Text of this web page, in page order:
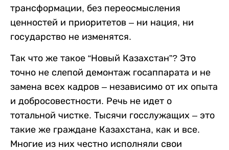
трансформации, без переосмысления
ценностей и приоритетов – ни нация, ни
государство не изменятся.
Так что же такое “Новый Казахстан”? Это
точно не слепой демонтаж госаппарата и не
замена всех кадров – независимо от их опыта
и добросовестности. Речь не идет о
тотальной чистке. Тысячи госслужащих – это
такие же граждане Казахстана, как и все.
Многие из них честно исполняли свои